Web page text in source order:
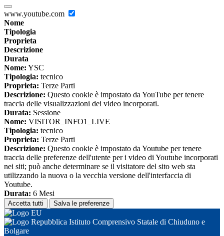
www.youtube.com
Nome
Tipologia
Proprieta
Descrizione
Durata
Nome: YSC
Tipologia: tecnico
Proprieta: Terze Parti
Descrizione: Questo cookie è impostato da YouTube per tenere
traccia delle visualizzazioni dei video incorporati.
Durata: Sessione
Nome: VISITOR_INFO1_LIVE
Tipologia: tecnico
Proprieta: Terze Parti
Descrizione: Questo cookie è impostato da Youtube per tenere
traccia delle preferenze dell'utente per i video di Youtube incorporati
nei siti; può anche determinare se il visitatore del sito web sta
utilizzando la nuova o la vecchia versione dell'interfaccia di
Youtube.
Durata: 6 Mesi
Accetta tutti Salva le preferenze
Istituto Comprensivo Statale di Chiuduno e
Bolgare